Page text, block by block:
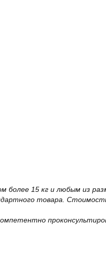
более 15 кг и любым из
товара. Стоимость